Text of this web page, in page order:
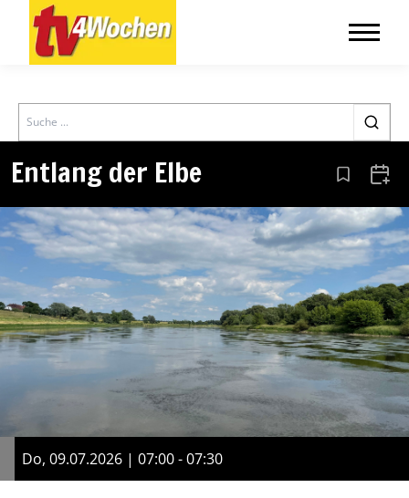
Search
Entlang der Elbe Aus den
Do, 09.07.2026 | 07:00 - 07:30